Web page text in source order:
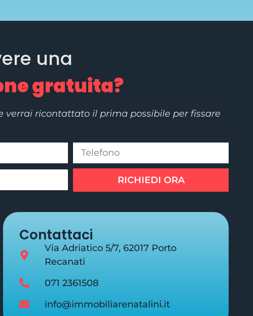
una
gratuita?
verrai ricontattato il prima possibile per fissare
RICHIEDI ORA
Contattaci
Via Adriatico 5/7, 62017 Porto
Recanati
071 2361508
info@immobiliarenatalini.it